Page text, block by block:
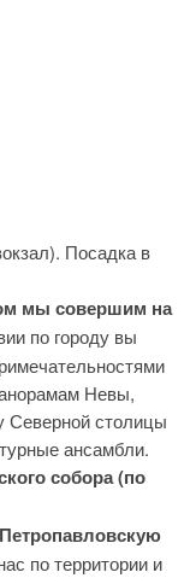
Посадка в
мы совершим на
по городу вы
Невы,
Северной столицы
ансамбли.
собора (по
по территории и